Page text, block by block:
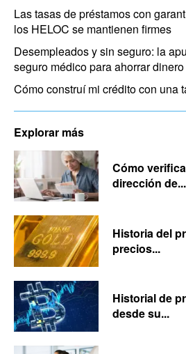
Las tasas de préstamos con
los HELOC se mantienen firmes
Desempleados y sin seguro: la
seguro médico para ahorrar dinero
Cómo construí mi crédito con una
Explorar más
Cómo
dirección de...
Historia del
precios...
Historial de
desde su...